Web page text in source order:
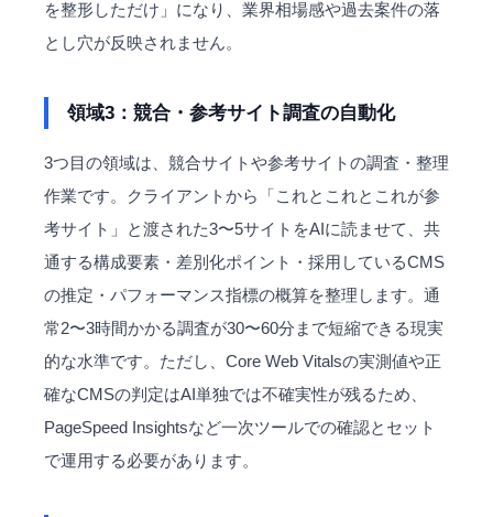
を整形しただけ」になり、業界相場感や過去案件の落
とし穴が反映されません。
領域3：競合・参考サイト調査の自動化
3つ目の領域は、競合サイトや参考サイトの調査・整理
作業です。クライアントから「これとこれとこれが参
考サイト」と渡された3〜5サイトをAIに読ませて、共
通する構成要素・差別化ポイント・採用しているCMS
の推定・パフォーマンス指標の概算を整理します。通
常2〜3時間かかる調査が30〜60分まで短縮できる現実
的な水準です。ただし、Core Web Vitalsの実測値や正
確なCMSの判定はAI単独では不確実性が残るため、
PageSpeed Insightsなど一次ツールでの確認とセット
で運用する必要があります。